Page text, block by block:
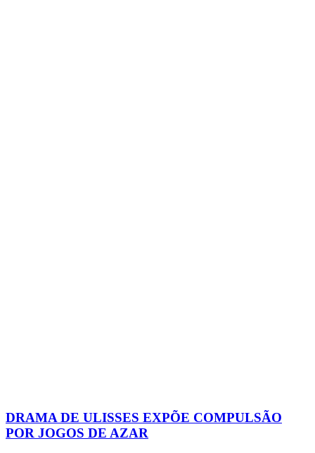
DRAMA DE ULISSES EXPÕE COMPULSÃO
POR JOGOS DE AZAR